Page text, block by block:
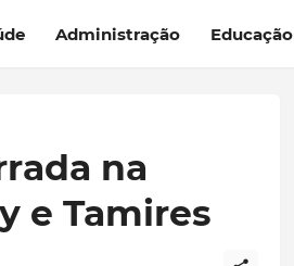
Administração Educação
na
e Tamires